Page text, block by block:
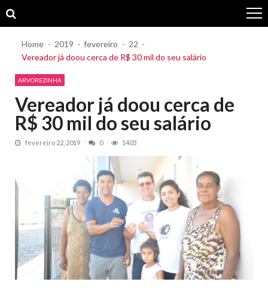
to
to
Home 2019 fevereiro
22
Vereador já doou cerca de R$ 30 mil do seu salário
ARVOREZINHA
Vereador já doou cerca de
R$ 30 mil do seu salário
fevereiro 22, 2019 0 1403